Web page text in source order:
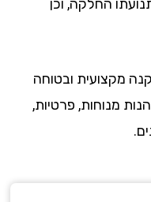
החלקה, וכן
ובטוחה
פרטיות,